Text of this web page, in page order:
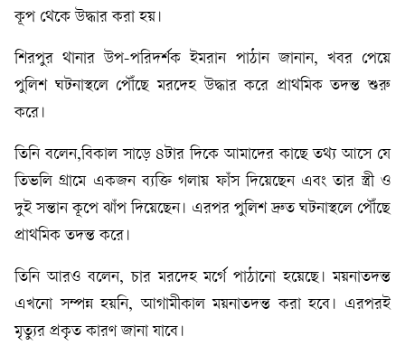
কূপ থেকে উদ্ধার করা হয়।
শিরপুর থানার উপ-পরিদর্শক ইমরান পাঠান জানান, খবর পেয়ে
পুলিশ ঘটনাস্থলে পৌঁছে মরদেহ উদ্ধার করে প্রাথমিক তদন্ত শুরু
করে।
তিনি বলেন,বিকাল সাড়ে ৪টার দিকে আমাদের কাছে তথ্য আসে যে
তিভলি গ্রামে একজন ব্যক্তি গলায় ফাঁস দিয়েছেন এবং তার স্ত্রী ও
দুই সন্তান কূপে ঝাঁপ দিয়েছেন। এরপর পুলিশ দ্রুত ঘটনাস্থলে পৌঁছে
প্রাথমিক তদন্ত করে।
তিনি আরও বলেন, চার মরদেহ মর্গে পাঠানো হয়েছে। ময়নাতদন্ত
এখনো সম্পন্ন হয়নি, আগামীকাল ময়নাতদন্ত করা হবে। এরপরই
মৃত্যুর প্রকৃত কারণ জানা যাবে।